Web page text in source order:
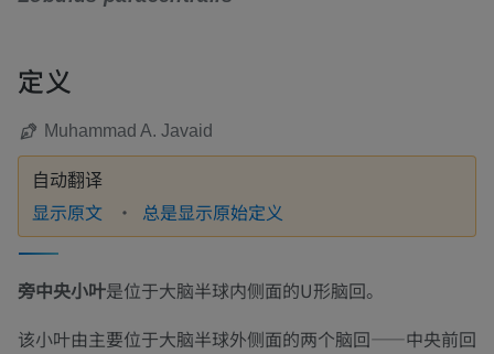
定义
Muhammad A. Javaid
自动翻译
显示原文 总是显示原始定义
旁中央小叶是位于大脑半球内侧面的U形脑回。
该小叶由主要位于大脑半球外侧面的两个脑回——中央前回